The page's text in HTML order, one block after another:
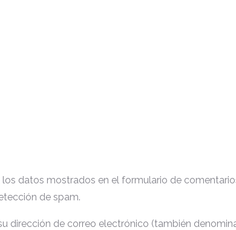
datos mostrados en el formulario de
de spam.
dirección de correo electrónico (también